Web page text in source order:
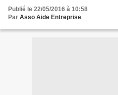
Publié le 22/05/2016 à 10:58
Par Asso Aide Entreprise